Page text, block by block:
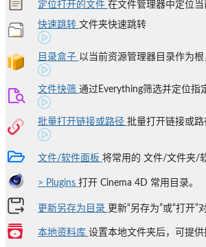
定位打开的文件 在文件管理器中定位
快速跳转 文件夹快速跳转
目录盒子 以当前资源管理器目录作为
文件快筛 通过Everything筛选并定位指
批量打开链接或路径 批量打开链接或路
文件/软件面板 将常用的 文件/文件夹/
> Plugins 打开 Cinema 4D 常用目录。
更新另存为目录 更新“另存为”或“打开”
本地资料库 设置本地文件夹后，可提